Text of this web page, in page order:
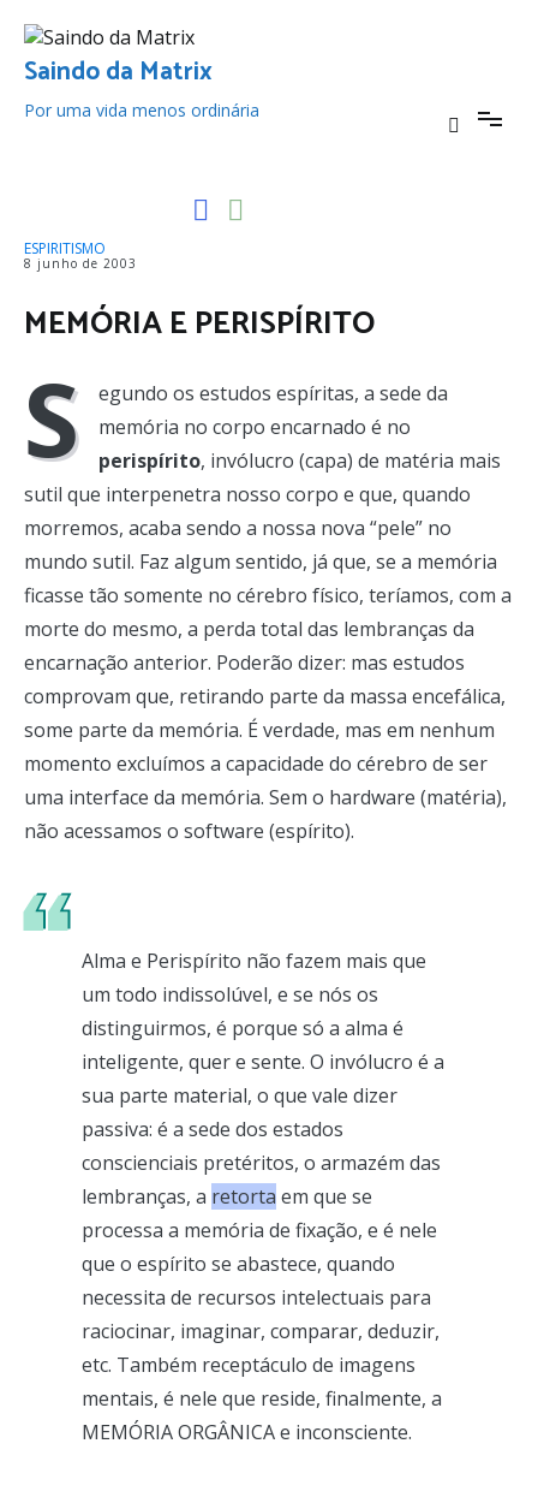
para
Saindo da Matrix
Por uma vida menos ordinária
ESPIRITISMO
8 junho de 2003
MEMÓRIA E PERISPÍRITO
S
egundo os estudos espíritas, a sede da
memória no corpo encarnado é no
perispírito, invólucro (capa) de matéria mais
sutil que interpenetra nosso corpo e que, quando
morremos, acaba sendo a nossa nova “pele” no
mundo sutil. Faz algum sentido, já que, se a memória
ficasse tão somente no cérebro físico, teríamos, com a
morte do mesmo, a perda total das lembranças da
encarnação anterior. Poderão dizer: mas estudos
comprovam que, retirando parte da massa encefálica,
some parte da memória. É verdade, mas em nenhum
momento excluímos a capacidade do cérebro de ser
uma interface da memória. Sem o hardware (matéria),
não acessamos o software (espírito).
Alma e Perispírito não fazem mais que
um todo indissolúvel, e se nós os
distinguirmos, é porque só a alma é
inteligente, quer e sente. O invólucro é a
sua parte material, o que vale dizer
passiva: é a sede dos estados
conscienciais pretéritos, o armazém das
lembranças, a retorta em que se
processa a memória de fixação, e é nele
que o espírito se abastece, quando
necessita de recursos intelectuais para
raciocinar, imaginar, comparar, deduzir,
etc. Também receptáculo de imagens
mentais, é nele que reside, finalmente, a
MEMÓRIA ORGÂNICA e inconsciente.